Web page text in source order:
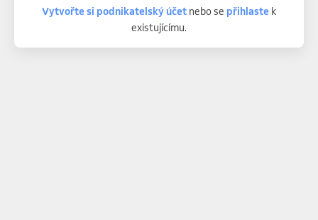
Vytvořte si podnikatelský účetnebo se přihlastek
existujícímu.